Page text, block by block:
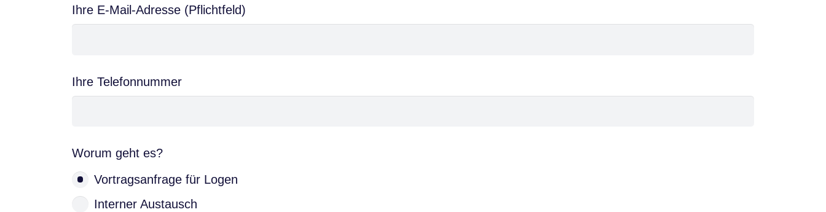
Ihre E-Mail-Adresse (Pflichtfeld)
Ihre Telefonnummer
Worum geht es?
Vortragsanfrage für Logen
Interner Austausch